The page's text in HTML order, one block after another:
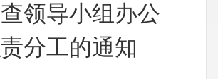
领导小组办公
分工的通知